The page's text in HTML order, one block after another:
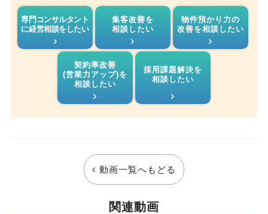
専門コンサルタント
に経営相談をしたい
集客改善を
相談したい
物件預かり力の
改善を相談したい
契約率改善
(営業力アップ)を
相談したい
採用課題解決を
相談したい
動画一覧へもどる
関連動画